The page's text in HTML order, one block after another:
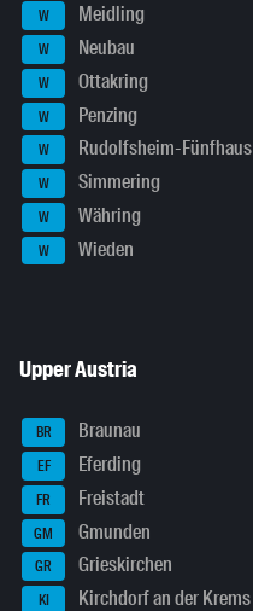
W Meidling
W Neubau
W Ottakring
W Penzing
W Rudolfsheim-Fünfhaus
W Simmering
W Währing
W Wieden
Upper Austria
BR Braunau
EF Eferding
FR Freistadt
GM Gmunden
GR Grieskirchen
KI Kirchdorf an der Krems